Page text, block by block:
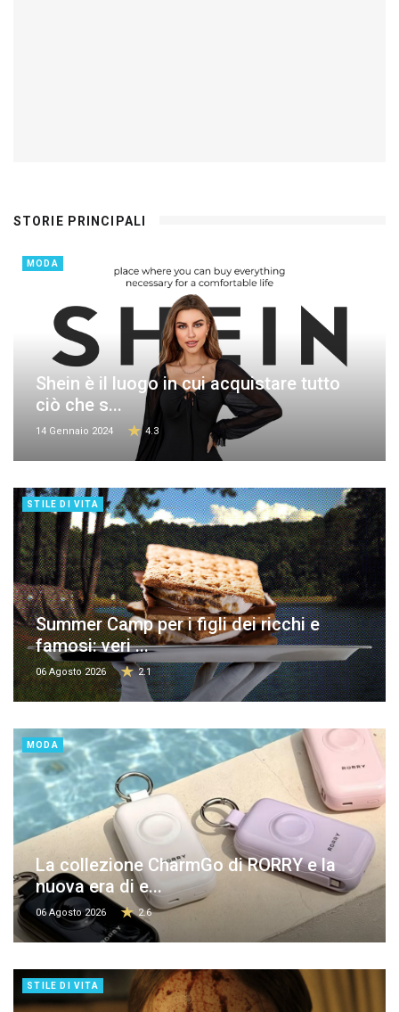
STORIE PRINCIPALI
MODA
Shein è il luogo in cui acquistare tutto
ciò che s...
14 Gennaio 2024 4.3
STILE DI VITA
Summer Camp per i figli dei ricchi e
famosi: veri ...
06 Agosto 2026 2.1
MODA
La collezione CharmGo di RORRY e la
nuova era di e...
06 Agosto 2026 2.6
STILE DI VITA